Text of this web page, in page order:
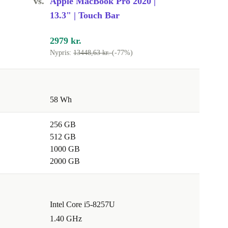
13.3" | Touch Bar
2979 kr.
Nypris: 13448,63 kr.(-77%)
58 Wh
256 GB
512 GB
1000 GB
2000 GB
Intel Core i5-8257U
1.40 GHz